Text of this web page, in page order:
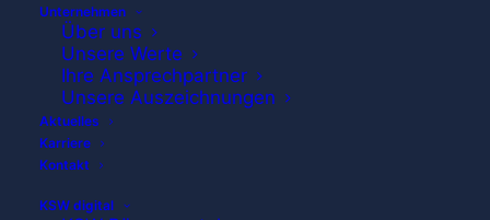
Unternehmen
Über uns
Unsere Werte
Ihre Ansprechpartner
Unsere Auszeichnungen
Aktuelles
Karriere
Kontakt
KSW digital